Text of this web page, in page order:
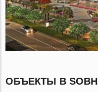
ОБЪЕКТЫ В